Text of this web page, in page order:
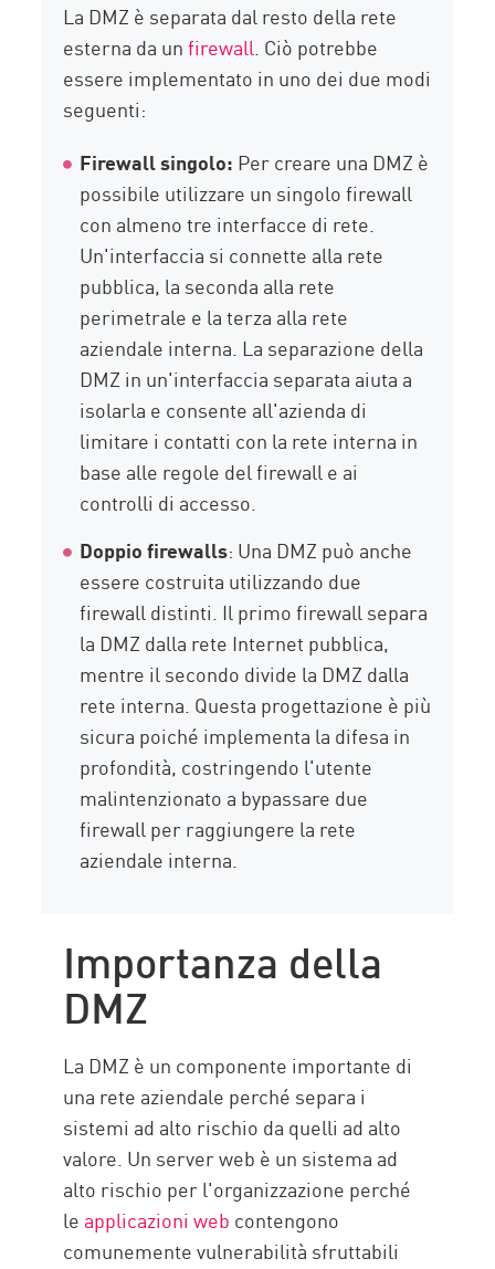
La DMZ è separata dal resto della rete
esterna da unfirewall. Ciò potrebbe
essere implementato in uno dei due modi
seguenti:
Firewall singolo: Per creare una DMZ è
possibile utilizzare un singolo firewall
con almeno tre interfacce di rete.
Un'interfaccia si connette alla rete
pubblica, la seconda alla rete
perimetrale e la terza alla rete
aziendale interna. La separazione della
DMZ in un'interfaccia separata aiuta a
isolarla e consente all'azienda di
limitare i contatti con la rete interna in
base alle regole del firewall e ai
controlli di accesso.
Doppio firewalls: Una DMZ può anche
essere costruita utilizzando due
firewall distinti. Il primo firewall separa
la DMZ dalla rete Internet pubblica,
mentre il secondo divide la DMZ dalla
rete interna. Questa progettazione è più
sicura poiché implementa la difesa in
profondità, costringendo l'utente
malintenzionato a bypassare due
firewall per raggiungere la rete
aziendale interna.
Importanza della
DMZ
La DMZ è un componente importante di
una rete aziendale perché separa i
sistemi ad alto rischio da quelli ad alto
valore. Un server web è un sistema ad
alto rischio per l'organizzazione perché
le applicazioni web contengono
comunemente vulnerabilità sfruttabili